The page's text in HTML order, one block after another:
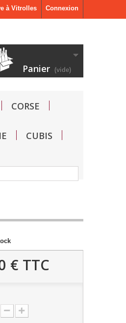
Connexion
à Vitrolles
Panier (vide)
CORSE
CUBIS
€ TTC